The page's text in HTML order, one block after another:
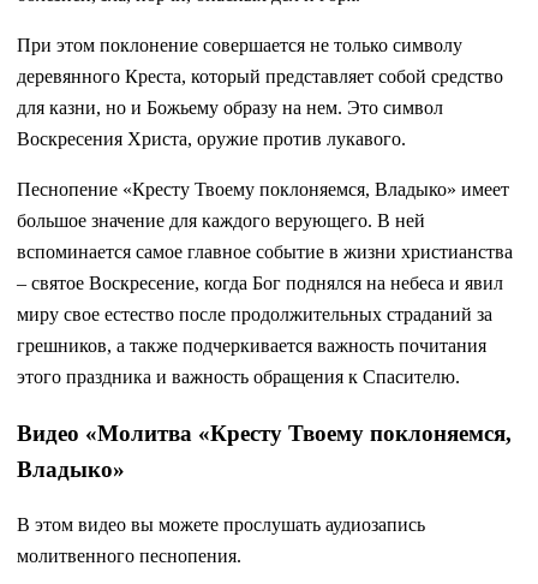
При этом поклонение совершается не только символу
деревянного Креста, который представляет собой средство
для казни, но и Божьему образу на нем. Это символ
Воскресения Христа, оружие против лукавого.
Песнопение «Кресту Твоему поклоняемся, Владыко» имеет
большое значение для каждого верующего. В ней
вспоминается самое главное событие в жизни христианства
– святое Воскресение, когда Бог поднялся на небеса и явил
миру свое естество после продолжительных страданий за
грешников, а также подчеркивается важность почитания
этого праздника и важность обращения к Спасителю.
Видео «Молитва «Кресту Твоему поклоняемся,
Владыко»
В этом видео вы можете прослушать аудиозапись
молитвенного песнопения.